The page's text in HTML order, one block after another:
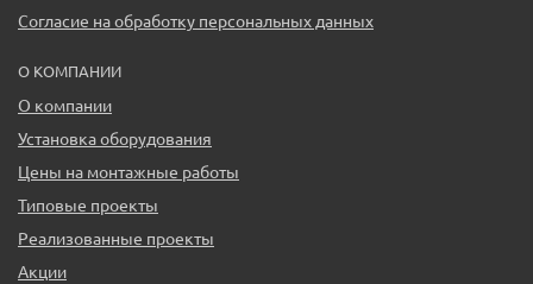
Согласие на обработку персональных данных
О КОМПАНИИ
О компании
Установка оборудования
Цены на монтажные работы
Типовые проекты
Реализованные проекты
Акции